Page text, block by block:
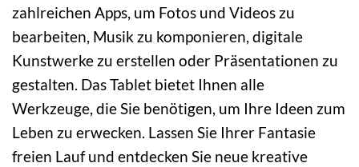
zahlreichen Apps, um Fotos und Videos zu
bearbeiten, Musik zu komponieren, digitale
Kunstwerke zu erstellen oder Präsentationen zu
gestalten. Das Tablet bietet Ihnen alle
Werkzeuge, die Sie benötigen, um Ihre Ideen zum
Leben zu erwecken. Lassen Sie Ihrer Fantasie
freien Lauf und entdecken Sie neue kreative